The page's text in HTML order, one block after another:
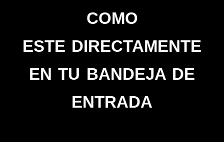
COMO
ESTE DIRECTAMENTE
EN TU BANDEJA DE
ENTRADA